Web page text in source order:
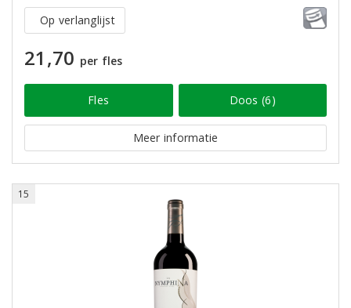
Op verlanglijst
21,70 per fles
Fles Doos (6)
Meer informatie
15